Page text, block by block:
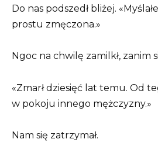
Do nas podszedł bliżej.
prostu zmęczona.»
Ngoc na chwilę zamilkł, zanim
«Zmarł dziesięć lat temu. Od
w pokoju innego mężczyzny.»
Nam się zatrzymał.